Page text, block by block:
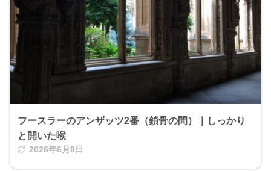
フースラーのアンザッツ2番（鎖骨の間）｜しっかり
と開いた喉
2026年6月8日